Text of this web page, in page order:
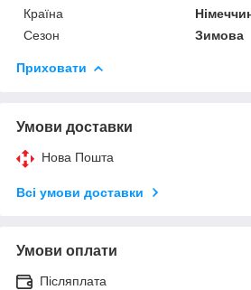
Країна
Сезон
Зимова
Приховати
Умови доставки
Нова Пошта
Всі умови доставки
Умови оплати
Післяплата